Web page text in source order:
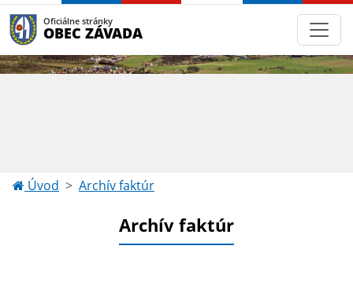
Oficiálne stránky
OBEC ZÁVADA
Úvod Archív faktúr
Archív faktúr